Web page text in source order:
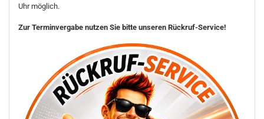
Uhr möglich.
Zur Terminvergabe nutzen Sie bitte unseren Rückruf-Service!